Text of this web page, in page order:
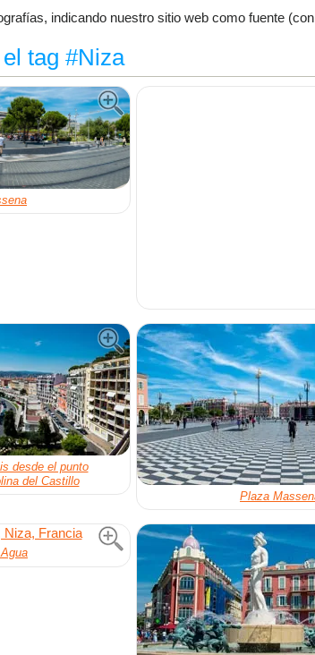
indicando nuestro sitio web como fuente
tag #Niza
desde el punto
del Castillo
Plaza